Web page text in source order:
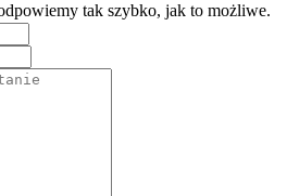
tak szybko, jak to możliwe.